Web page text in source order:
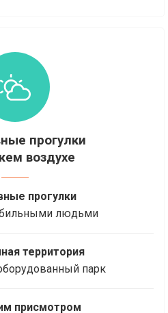
прогулки
воздухе
прогулки
людьми
территория
парк
присмотром